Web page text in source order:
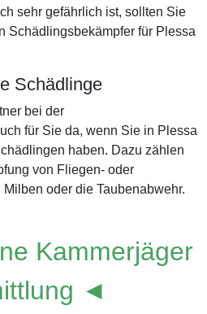
sehr gefährlich ist, sollten Sie
Schädlingsbekämpfer für Plessa
Schädlinge
bei der
für Sie da, wenn Sie in Plessa
haben. Dazu zählen
von Fliegen- oder
oder die Taubenabwehr.
Kammerjäger
◄